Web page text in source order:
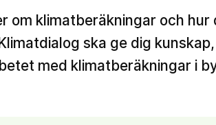
om klimatberäkningar och
ska ge dig
med klimatberäkningar i